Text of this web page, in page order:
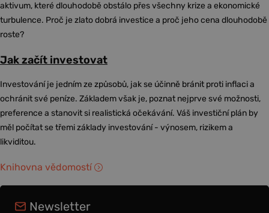
aktivum, které dlouhodobě obstálo přes všechny krize a ekonomické
turbulence. Proč je zlato dobrá investice a proč jeho cena dlouhodobě
roste?
Jak začít investovat
Investování je jedním ze způsobů, jak se účinně bránit proti inflaci a
ochránit své peníze. Základem však je, poznat nejprve své možnosti,
preference a stanovit si realistická očekávání. Váš investiční plán by
měl počítat se třemi základy investování - výnosem, rizikem a
likviditou.
Knihovna vědomostí
Newsletter